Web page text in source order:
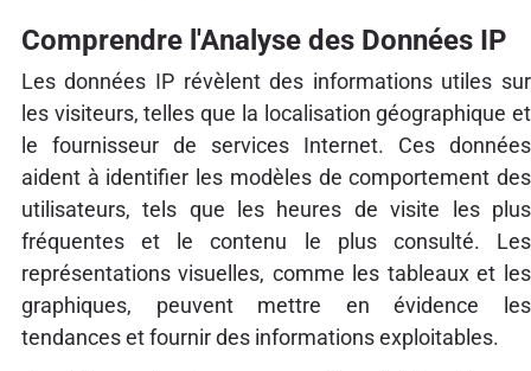
Comprendre l'Analyse des Données IP
Les données IP révèlent des informations utiles sur
les visiteurs, telles que la localisation géographique et
le fournisseur de services Internet. Ces données
aident à identifier les modèles de comportement des
utilisateurs, tels que les heures de visite les plus
fréquentes et le contenu le plus consulté. Les
représentations visuelles, comme les tableaux et les
graphiques, peuvent mettre en évidence les
tendances et fournir des informations exploitables.